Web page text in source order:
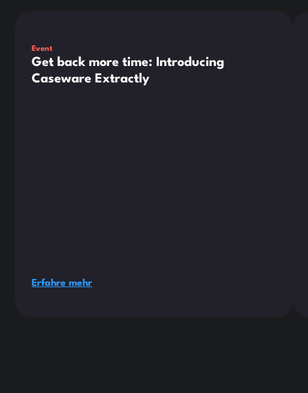
Event
Get back more time: Introducing
Caseware Extractly
Erfahre mehr